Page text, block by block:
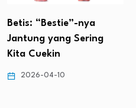
Betis: “Bestie”-nya
Jantung yang Sering
Kita Cuekin
2026-04-10